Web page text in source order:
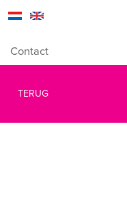
Contact
TERUG